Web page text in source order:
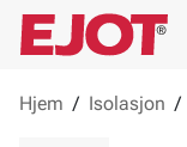
Hjem / Isolasjon /